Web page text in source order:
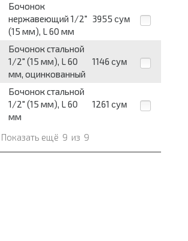
Бочонок
нержавеющий 1/2"
(15 мм), L 60 мм
3955 сум
Бочонок стальной
1/2" (15 мм), L 60
мм, оцинкованный
1146 сум
Бочонок стальной
1/2" (15 мм), L 60
мм
1261 сум
Показать ещё 9 из 9